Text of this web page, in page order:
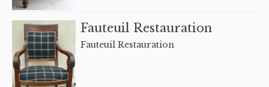
Fauteuil Restauration
Fauteuil Restauration